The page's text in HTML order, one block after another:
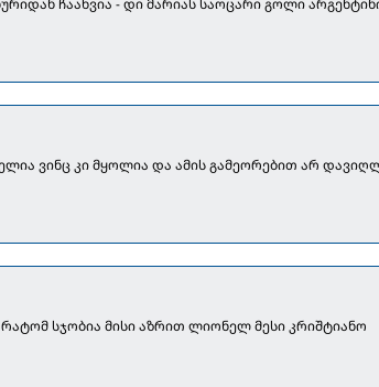
ჩაახვია - დი მარიას საოცარი გოლი
ვინც კი მყოლია და ამის გამეორებით არ
სჯობია მისი აზრით ლიონელ მესი კრიშტიანო